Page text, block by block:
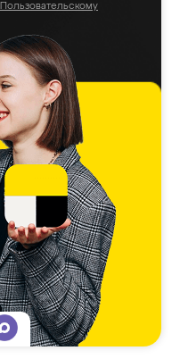
Пользовательскому